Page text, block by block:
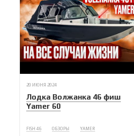
20 ИЮНЯ 2024
Лодка Волжанка 46 фиш
Yamer 60
FISH 46 ОБЗОРЫ YAMER